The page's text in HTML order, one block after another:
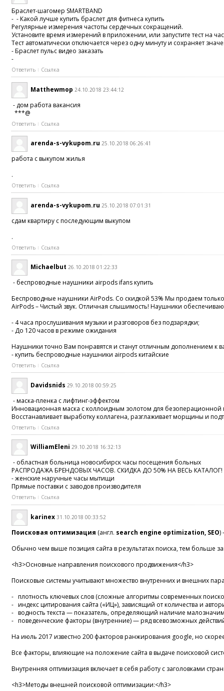
Браслет-шагомер SMARTBAND
- - Какой лучше купить браслет для фитнеса купить
Регулярные измерения частоты сердечных сокращений.
Установите время измерений в приложении, или запустите тест на
Тест автоматически отключается через одну минуту и сохраняет
- Браслет пульс видео заказать
-
Ответить Ссылка
Matthewmop 24.10.2018 23:44:12
- дом работа вакансия
***@
Ответить Ссылка
arenda-s-vykupom.ru 25.10.2018 06:26:41
работа с выкупом жилья
.
Ответить Ссылка
arenda-s-vykupom.ru 25.10.2018 07:01:31
сдам квартиру с последующим выкупом
.
Ответить Ссылка
Michaelbut 26.10.2018 01:22:33
- беспроводные наушники airpods ifans купить
Беспроводные наушники AirPods. Со скидкой 53% Мы продаем
AirPods – Чистый звук. Отличная слышимость! Наушники
- 4 часа прослушивания музыки и разговоров без подзарядки;
- До 120 часов в режиме ожидания
Наушники точно Вам понравятся и станут отличным дополнением к
- купить беспроводные наушники airpods китайские
Ответить Ссылка
Davidsnids 29.10.2018 00:59:25
- маска-пленка с лифтинг-эффектом
Инновационная маска с коллоидным золотом для
Восстанавливает выработку коллагена, разглаживает морщины и
Ответить Ссылка
WilliamEleni 29.10.2018 16:32:13
- областная больница новосибирск часы посещения больных
РАСПРОДАЖА БРЕНДОВЫХ ЧАСОВ. СКИДКА ДО 50% НА ВЕСЬ
- женские наручные часы мытищи
Прямые поставки с заводов производителя
Ответить Ссылка
karinex 31.10.2018 00:33:52
Поисковая оптимизация (англ. search engine optimization, SEO)
Обычно чем выше позиция сайта в результатах поиска, тем больше
<h3>Основные направления поискового продвижения</h3>
Поисковые системы учитывают множество внутренних и внешних
- плотность ключевых слов (сложные алгоритмы современных
- индекс цитирования сайта («ИЦ»), зависящий от количества и
- водность текста — показатель, определяющий наличие
- поведенческие факторы (внутренние) — ряд всевозможных
На июль 2017 известно 200 факторов ранжирования google, но
Все факторы, влияющие на положение сайта в выдаче поисковой
Внутренняя оптимизация включает в себя работу с заголовками
<h3>Методы внешней поисковой оптимизации:</h3>